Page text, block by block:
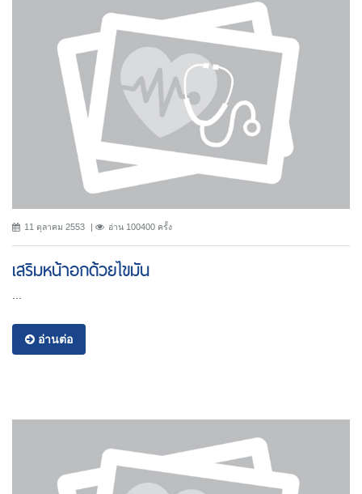
11 ตุลาคม 2553 อ่าน 100400 ครั้ง
เสริมหน้าอกด้วยไขมัน
...
อ่านต่อ